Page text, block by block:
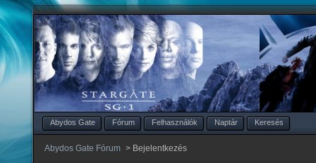
Abydos Gate Fórum Felhasználók Naptár Keresés
Abydos Gate Fórum > Bejelentkezés